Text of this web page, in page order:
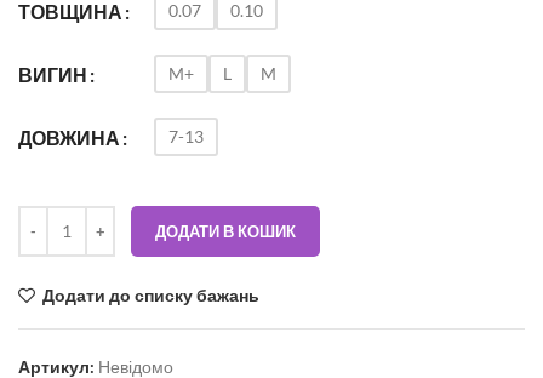
ТОВЩИНА 0.07 0.10
ВИГИН M+ L M
ДОВЖИНА 7-13
ДОДАТИ В КОШИК
Додати до списку бажань
Артикул: Невідомо